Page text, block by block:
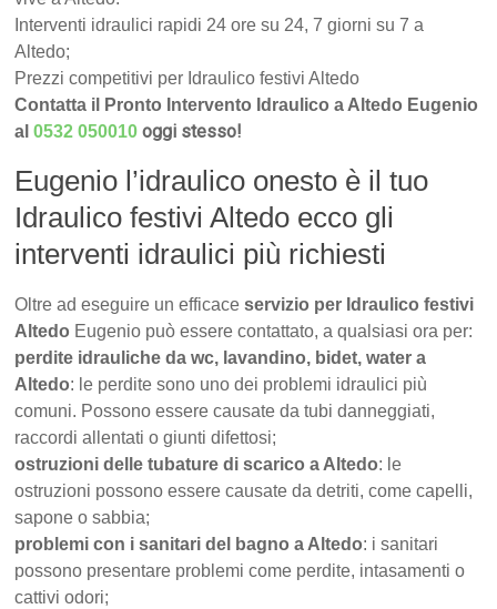
Interventi idraulici rapidi 24 ore su 24, 7 giorni su 7 a
Altedo;
Prezzi competitivi per Idraulico festivi Altedo
Contatta il Pronto Intervento Idraulico a Altedo Eugenio
al0532 050010 oggi stesso!
Eugenio l’idraulico onesto è il tuo
Idraulico festivi Altedo ecco gli
interventi idraulici più richiesti
Oltre ad eseguire un efficaceservizio per Idraulico festivi
Altedo Eugenio può essere contattato, a qualsiasi ora per:
perdite idrauliche da wc, lavandino, bidet, water a
Altedo: le perdite sono uno dei problemi idraulici più
comuni. Possono essere causate da tubi danneggiati,
raccordi allentati o giunti difettosi;
ostruzioni delle tubature di scarico a Altedo: le
ostruzioni possono essere causate da detriti, come capelli,
sapone o sabbia;
problemi con i sanitari del bagno a Altedo: i sanitari
possono presentare problemi come perdite, intasamenti o
cattivi odori;